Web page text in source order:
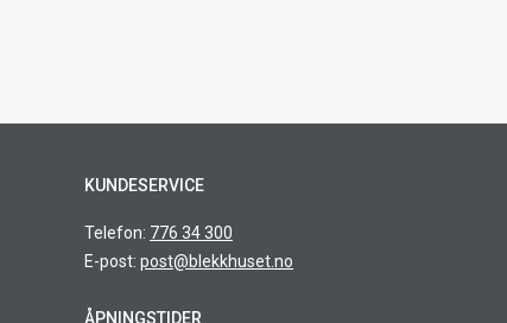
KUNDESERVICE
Telefon: 776 34 300
E-post: post@blekkhuset.no
ÅPNINGSTIDER